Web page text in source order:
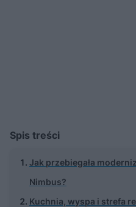
Spis treści
Jak przebiegała
Nimbus?
Kuchnia, wyspa i strefa